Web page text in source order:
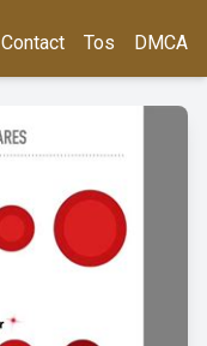
Contact Tos DMCA